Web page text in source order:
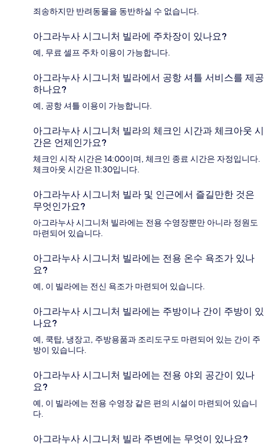
죄송하지만 반려동물을 동반하실 수 없습니다.
아그라누사 시그니처 빌라에 주차장이 있나요?
예, 무료 셀프 주차 이용이 가능합니다.
아그라누사 시그니처 빌라에서 공항 셔틀 서비스를 제공
하나요?
예, 공항 셔틀 이용이 가능합니다.
아그라누사 시그니처 빌라의 체크인 시간과 체크아웃 시
간은 언제인가요?
체크인 시작 시간은 14:00이며, 체크인 종료 시간은 자정입니다.
체크아웃 시간은 11:30입니다.
아그라누사 시그니처 빌라 및 인근에서 즐길만한 것은
무엇인가요?
아그라누사 시그니처 빌라에는 전용 수영장뿐만 아니라 정원도
마련되어 있습니다.
아그라누사 시그니처 빌라에는 전용 온수 욕조가 있나
요?
예, 이 빌라에는 전신 욕조가 마련되어 있습니다.
아그라누사 시그니처 빌라에는 주방이나 간이 주방이 있
나요?
예, 쿡탑, 냉장고, 주방용품과 조리도구도 마련되어 있는 간이 주
방이 있습니다.
아그라누사 시그니처 빌라에는 전용 야외 공간이 있나
요?
예, 이 빌라에는 전용 수영장 같은 편의 시설이 마련되어 있습니
다.
아그라누사 시그니처 빌라 주변에는 무엇이 있나요?